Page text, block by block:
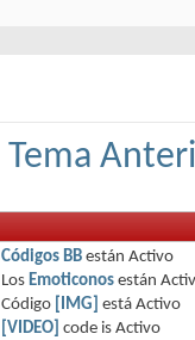
Tema
Códigos BB están Activo
Los Emoticonos están
Código [IMG] está Activo
[VIDEO] code is Activo